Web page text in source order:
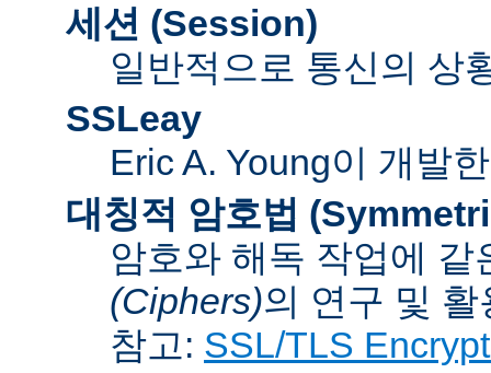
세션 (Session)
일반적으로 통신의 상
SSLeay
Eric A. Young이 개발
대칭적 암호법
암호와 해독 작업에
(Ciphers)의 연구 및 활
참고: SSL/TLS